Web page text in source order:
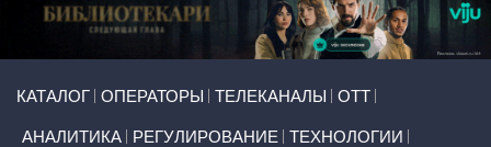
КАТАЛОГ ОПЕРАТОРЫ ТЕЛЕКАНАЛЫ ОТТ
АНАЛИТИКА РЕГУЛИРОВАНИЕ ТЕХНОЛОГИИ